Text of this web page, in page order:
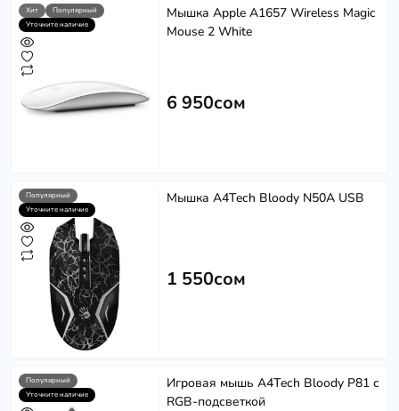
Хит
Популярный
Уточните наличие
Мышка Apple A1657 Wireless Magic
Mouse 2 White
6 950сом
Популярный
Уточните наличие
Мышка A4Tech Bloody N50A USB
1 550сом
Популярный
Уточните наличие
Игровая мышь A4Tech Bloody P81 с
RGB-подсветкой